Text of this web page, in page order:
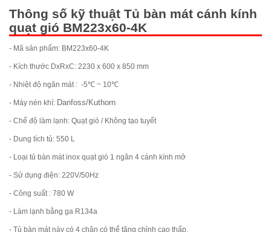
Thông số kỹ thuật Tủ bàn mát cánh kính
quạt gió BM223x60-4K
- Mã sản phẩm: BM223x60-4K
- Kích thước DxRxC: 2230 x 600 x 850 mm
- Nhiệt độ ngăn mát : -5℃ ~ 10℃
- Máy nén khí: Danfoss/Kuthorn
- Chế độ làm lạnh: Quạt gió / Không tạo tuyết
- Dung tích tủ: 550 L
- Loại tủ bàn mát inox quạt gió 1 ngăn 4 cánh kính mở
- Sử dụng điện: 220V/50Hz
- Công suất : 780 W
- Làm lạnh bằng ga R134a
- Tủ bàn mát này có 4 chân có thể tăng chỉnh cao thấp.